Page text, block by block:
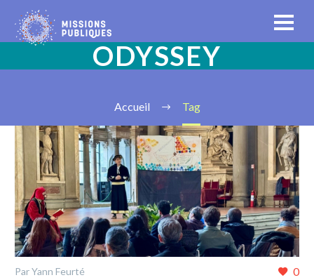
ODYSSEY
Accueil Tag
0
Par Yann Feurté